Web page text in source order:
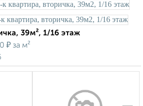
39м², 1/16 этаж
₽ за м²